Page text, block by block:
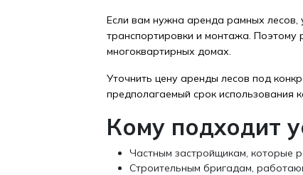
Если вам нужна аренда рамных лесов,
транспортировки и монтажа.
многоквартирных домах.
Уточнить цену аренды лесов под
предполагаемый срок использования
Кому подходит
Частным застройщикам, которые
Строительным бригадам,